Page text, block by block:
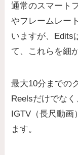
通常のスマート
やフレームレー
いますが、Edits
て、これらを細
最大10分までの
Reelsだけでな
IGTV（長尺動
ます。